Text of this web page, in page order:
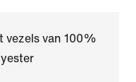
vezels van 100%